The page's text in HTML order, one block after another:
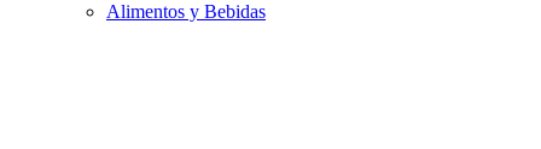
Alimentos y Bebidas